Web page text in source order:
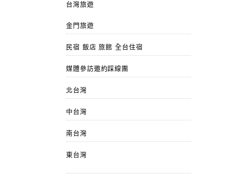
台灣旅遊
金門旅遊
民宿 飯店 旅館 全台住宿
媒體參訪邀約踩線團
北台灣
中台灣
南台灣
東台灣